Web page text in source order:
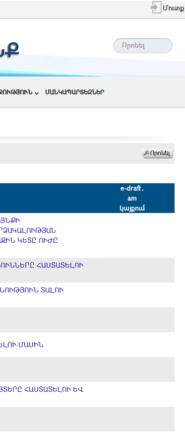
Մուտք
ՄԱՆԿԱՊԱՐՏԵԶՆԵՐ
e-draft․
am
կայքում
ԿԵՏԸ ՈՒԺԸ
ՀԱՍՏԱՏԵԼՈՒ
ՏԱԼՈՒ
ՄԱՍԻՆ
ՀԱՍՏԱՏԵԼՈՒ ԵՎ